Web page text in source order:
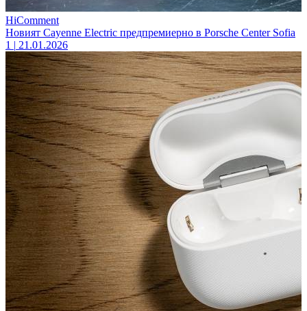
HiComment
Новият Cayenne Electric предпремиерно в Porsche Center Sofia
1 | 21.01.2026